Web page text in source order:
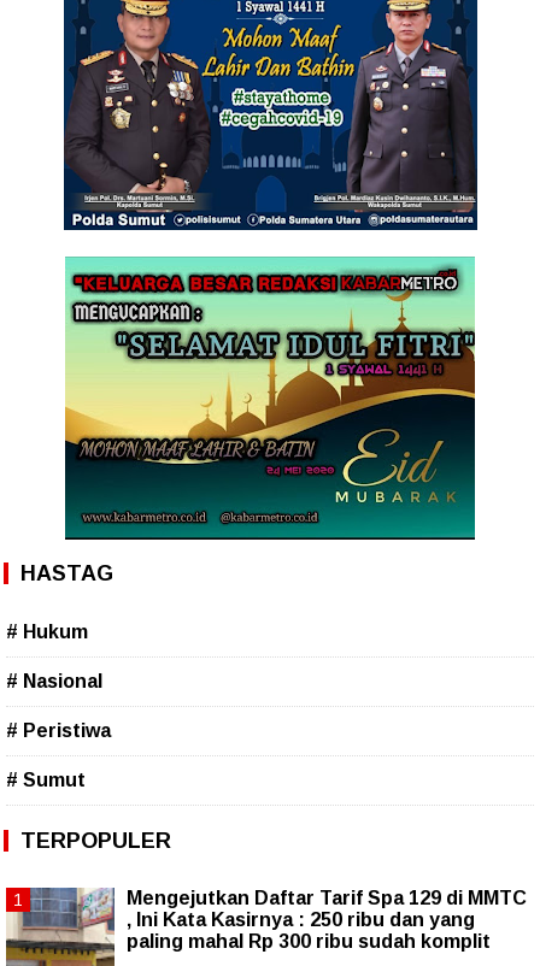
HASTAG
# Hukum
# Nasional
# Peristiwa
# Sumut
TERPOPULER
Mengejutkan Daftar Tarif Spa 129 di MMTC
, Ini Kata Kasirnya : 250 ribu dan yang
paling mahal Rp 300 ribu sudah komplit